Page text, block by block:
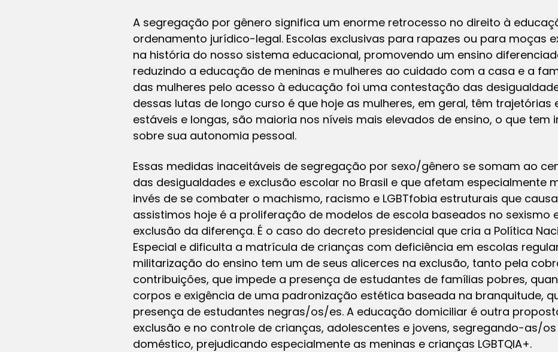
A segregação por gênero significa um enorme retrocesso no direito à
ordenamento jurídico-legal. Escolas exclusivas para rapazes ou para moças
na história do nosso sistema educacional, promovendo um ensino
reduzindo a educação de meninas e mulheres ao cuidado com a casa e a
das mulheres pelo acesso à educação foi uma contestação das
dessas lutas de longo curso é que hoje as mulheres, em geral, têm trajetórias
estáveis e longas, são maioria nos níveis mais elevados de ensino, o que tem
sobre sua autonomia pessoal.
Essas medidas inaceitáveis de segregação por sexo/gênero se somam ao
das desigualdades e exclusão escolar no Brasil e que afetam especialmente
invés de se combater o machismo, racismo e LGBTfobia estruturais que
assistimos hoje é a proliferação de modelos de escola baseados no sexismo
exclusão da diferença. É o caso do decreto presidencial que cria a Política
Especial e dificulta a matrícula de crianças com deficiência em escolas
militarização do ensino tem um de seus alicerces na exclusão, tanto pela
contribuições, que impede a presença de estudantes de famílias pobres,
corpos e exigência de uma padronização estética baseada na branquitude,
presença de estudantes negras/os/es. A educação domiciliar é outra
exclusão e no controle de crianças, adolescentes e jovens, segregando-as/
doméstico, prejudicando especialmente as meninas e crianças LGBTQIA+.